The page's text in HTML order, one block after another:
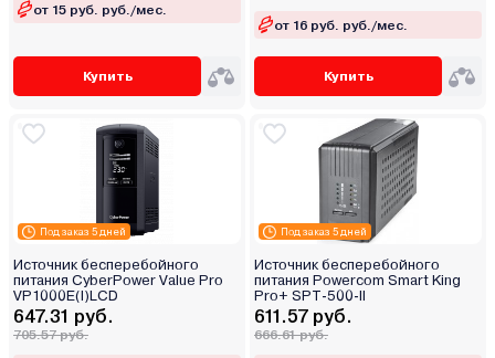
от 15 руб. руб./мес.
Купить
от 16 руб. руб./мес.
Купить
Под заказ 5 дней
Источник бесперебойного
питания CyberPower Value Pro
VP1000E(I)LCD
647.31 руб.
705.57 руб.
Под заказ 5 дней
Источник бесперебойного
питания Powercom Smart King
Pro+ SPT-500-II
611.57 руб.
666.61 руб.